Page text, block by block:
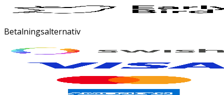
Betalningsalternativ